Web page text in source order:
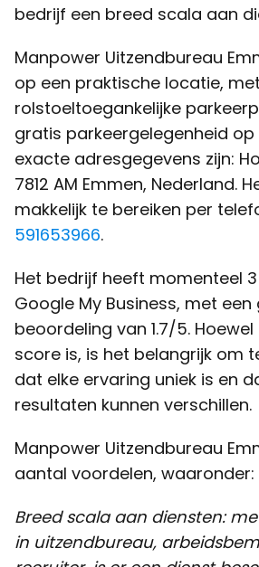
arbeidsbemiddelaar en
bedrijf een breed scala aan
Manpower Uitzendbureau
op een praktische locatie,
rolstoeltoegankelijke
gratis parkeergelegenheid op
exacte adresgegevens zijn:
7812 AM Emmen, Nederland.
makkelijk te bereiken per
Het bedrijf heeft momenteel 3
Google My Business, met
beoordeling van 1.7/5.
score is, is het belangrijk om
dat elke ervaring uniek is en
Manpower Uitzendbureau
Breed scala aan diensten:
in uitzendbureau,